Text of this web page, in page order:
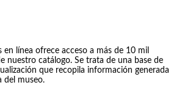
en línea ofrece acceso a más de 10 mil
nuestro catálogo. Se trata de una base de
que recopila información generada
del museo.